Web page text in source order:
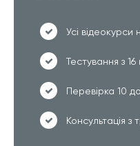
Усі відеокурси
Тестування з 16
Перевірка 10
Консультація